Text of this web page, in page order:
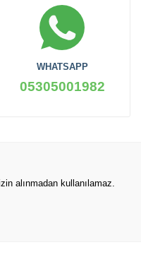
WHATSAPP
05305001982
alınmadan kullanılamaz.